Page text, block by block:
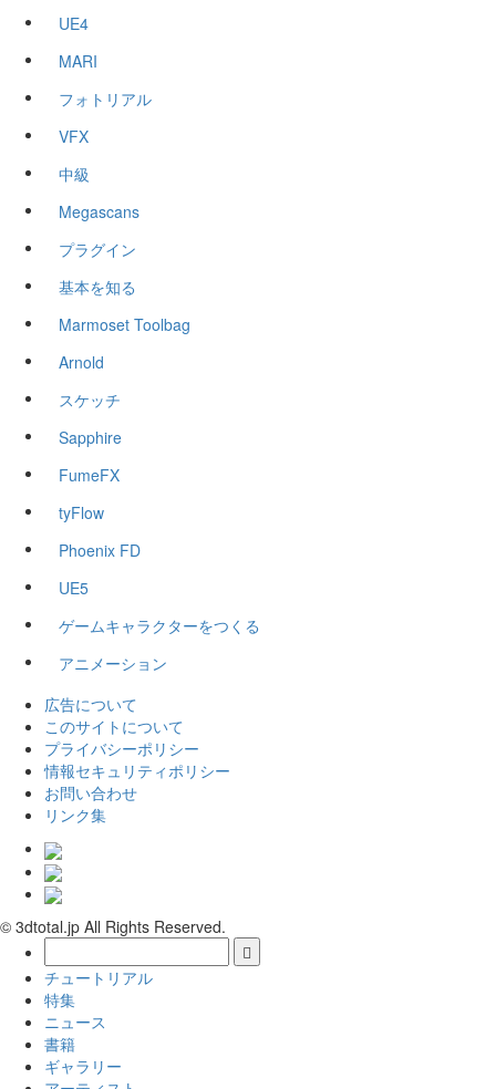
UE4
MARI
フォトリアル
VFX
中級
Megascans
プラグイン
基本を知る
Marmoset Toolbag
Arnold
スケッチ
Sapphire
FumeFX
tyFlow
Phoenix FD
UE5
ゲームキャラクターをつくる
アニメーション
広告について
このサイトについて
プライバシーポリシー
情報セキュリティポリシー
お問い合わせ
リンク集
© 3dtotal.jp All Rights Reserved.
チュートリアル
特集
ニュース
書籍
ギャラリー